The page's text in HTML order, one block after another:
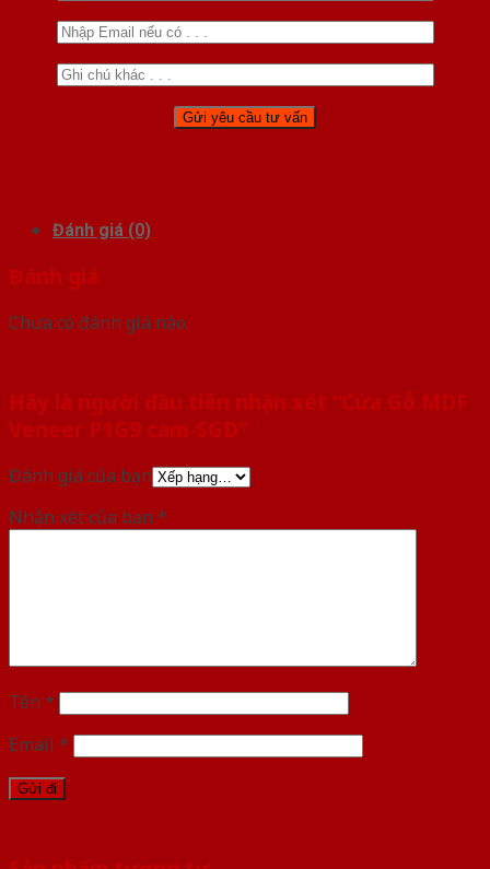
Đánh giá (0)
Đánh giá
Chưa có đánh giá nào.
Hãy là người đầu tiên nhận xét “Cửa Gỗ MDF
Veneer P1G9 cam-SGD”
Đánh giá của bạn
Nhận xét của bạn *
Tên *
Email *